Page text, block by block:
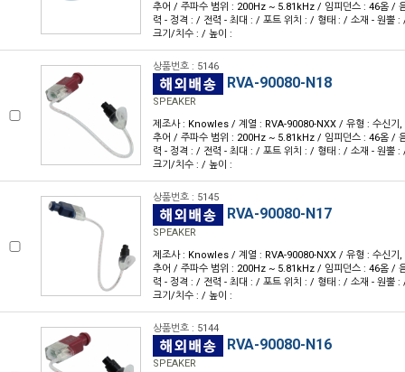
추어 / 주파수 범위 : 200Hz ~ 5.81kHz / 임피던스 : 46옴 /
력 - 정격 : / 전력 - 최대 : / 포트 위치 : / 형태 : / 소재 - 원뿔
크기/치수 : / 높이 :
상품번호 : 5146
RVA-90080-N18
SPEAKER
제조사 : Knowles / 계열 : RVA-90080-NXX / 유형 : 수신기,
추어 / 주파수 범위 : 200Hz ~ 5.81kHz / 임피던스 : 46옴 /
력 - 정격 : / 전력 - 최대 : / 포트 위치 : / 형태 : / 소재 - 원뿔
크기/치수 : / 높이 :
상품번호 : 5145
RVA-90080-N17
SPEAKER
제조사 : Knowles / 계열 : RVA-90080-NXX / 유형 : 수신기,
추어 / 주파수 범위 : 200Hz ~ 5.81kHz / 임피던스 : 46옴 /
력 - 정격 : / 전력 - 최대 : / 포트 위치 : / 형태 : / 소재 - 원뿔
크기/치수 : / 높이 :
상품번호 : 5144
RVA-90080-N16
SPEAKER